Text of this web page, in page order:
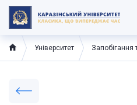
Університет Запобігання